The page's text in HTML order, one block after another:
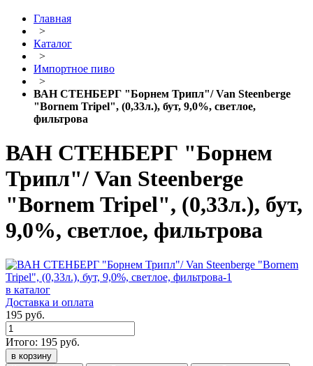
Главная
>
Каталог
>
Импортное пиво
>
ВАН СТЕНБЕРГ "Борнем Трипл"/ Van Steenberge
"Bornem Tripel", (0,33л.), бут, 9,0%, светлое,
фильтрова
ВАН СТЕНБЕРГ "Борнем
Трипл"/ Van Steenberge
"Bornem Tripel", (0,33л.), бут,
9,0%, светлое, фильтрова
в каталог
Доставка и оплата
195 руб.
Итого: 195 руб.
в корзину